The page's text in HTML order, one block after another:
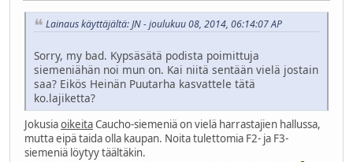
Lainaus käyttäjältä: JN - joulukuu 08, 2014, 06:14:07 AP
Sorry, my bad. Kypsäsätä podista poimittuja
siemeniähän noi mun on. Kai niitä sentään vielä jostain
saa? Eikös Heinän Puutarha kasvattele tätä
ko.lajiketta?
JokusiaoikeitaCaucho-siemeniä on vielä harrastajien hallussa,
mutta eipä taida olla kaupan. Noita tulettomia F2- ja F3-
siemeniä löytyy täältäkin.